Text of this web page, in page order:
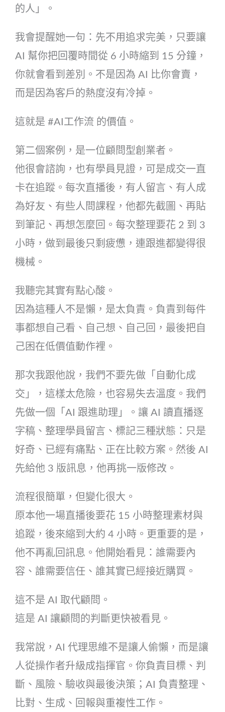
的人」。
我會提醒她一句：先不用追求完美，只要讓
AI 幫你把回覆時間從 6 小時縮到 15 分鐘，
你就會看到差別。不是因為 AI 比你會賣，
而是因為客戶的熱度沒有冷掉。
這就是 #AI工作流 的價值。
第二個案例，是一位顧問型創業者。
他很會諮詢，也有學員見證，可是成交一直
卡在追蹤。每次直播後，有人留言、有人成
為好友、有些人問課程，他都先截圖、再貼
到筆記、再想怎麼回。每次整理要花 2 到 3
小時，做到最後只剩疲憊，連跟進都變得很
機械。
我聽完其實有點心酸。
因為這種人不是懶，是太負責。負責到每件
事都想自己看、自己想、自己回，最後把自
己困在低價值動作裡。
那次我跟他說，我們不要先做「自動化成
交」，這樣太危險，也容易失去溫度。我們
先做一個「AI 跟進助理」。讓 AI 讀直播逐
字稿、整理學員留言、標記三種狀態：只是
好奇、已經有痛點、正在比較方案。然後 AI
先給他 3 版訊息，他再挑一版修改。
流程很簡單，但變化很大。
原本他一場直播後要花 15 小時整理素材與
追蹤，後來縮到大約 4 小時。更重要的是，
他不再亂回訊息。他開始看見：誰需要內
容、誰需要信任、誰其實已經接近購買。
這不是 AI 取代顧問。
這是 AI 讓顧問的判斷更快被看見。
我常說，AI 代理思維不是讓人偷懶，而是讓
人從操作者升級成指揮官。你負責目標、判
斷、風險、驗收與最後決策；AI 負責整理、
比對、生成、回報與重複性工作。